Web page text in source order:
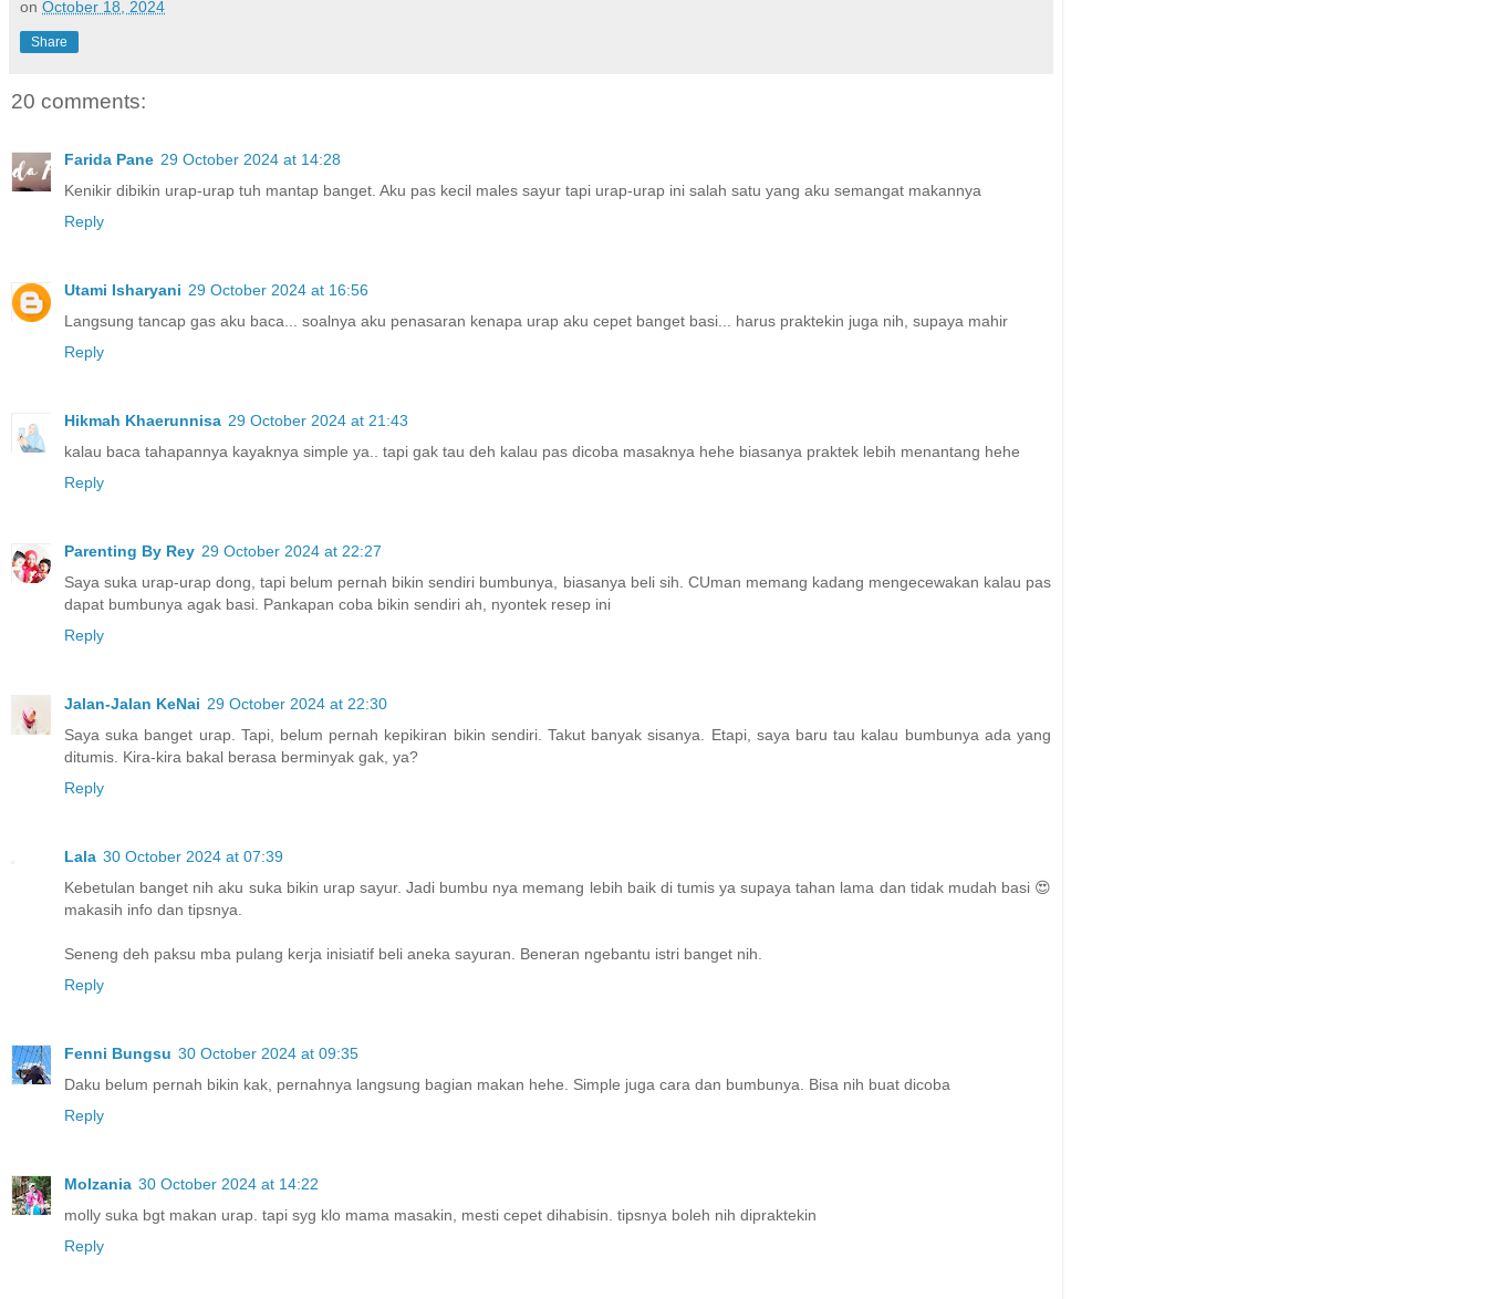
on October 18, 2024
Share
20 comments:
Farida Pane 29 October 2024 at 14:28
Kenikir dibikin urap-urap tuh mantap banget. Aku pas kecil males sayur tapi urap-urap ini salah satu yang aku semangat makannya
Reply
Utami Isharyani 29 October 2024 at 16:56
Langsung tancap gas aku baca... soalnya aku penasaran kenapa urap aku cepet banget basi... harus praktekin juga nih, supaya mahir
Reply
Hikmah Khaerunnisa 29 October 2024 at 21:43
kalau baca tahapannya kayaknya simple ya.. tapi gak tau deh kalau pas dicoba masaknya hehe biasanya praktek lebih menantang hehe
Reply
Parenting By Rey 29 October 2024 at 22:27
Saya suka urap-urap dong, tapi belum pernah bikin sendiri bumbunya, biasanya beli sih. CUman memang kadang mengecewakan kalau pas
dapat bumbunya agak basi. Pankapan coba bikin sendiri ah, nyontek resep ini
Reply
Jalan-Jalan KeNai 29 October 2024 at 22:30
Saya suka banget urap. Tapi, belum pernah kepikiran bikin sendiri. Takut banyak sisanya. Etapi, saya baru tau kalau bumbunya ada yang
ditumis. Kira-kira bakal berasa berminyak gak, ya?
Reply
Lala 30 October 2024 at 07:39
Kebetulan banget nih aku suka bikin urap sayur. Jadi bumbu nya memang lebih baik di tumis ya supaya tahan lama dan tidak mudah basi 😍
makasih info dan tipsnya.
Seneng deh paksu mba pulang kerja inisiatif beli aneka sayuran. Beneran ngebantu istri banget nih.
Reply
Fenni Bungsu 30 October 2024 at 09:35
Daku belum pernah bikin kak, pernahnya langsung bagian makan hehe. Simple juga cara dan bumbunya. Bisa nih buat dicoba
Reply
Molzania 30 October 2024 at 14:22
molly suka bgt makan urap. tapi syg klo mama masakin, mesti cepet dihabisin. tipsnya boleh nih dipraktekin
Reply